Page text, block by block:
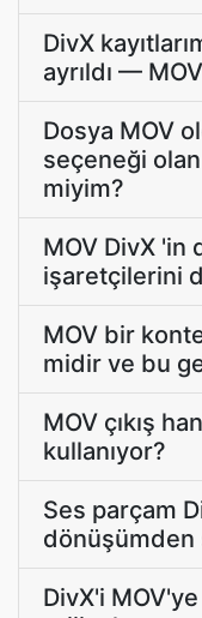
DivX
ayrıldı —
Dosya MOV
seçeneği
miyim?
MOV DivX
işaretçilerini
MOV bir
midir ve bu
MOV çıkış
kullanıyor?
Ses parçam
dönüşümden
DivX'i